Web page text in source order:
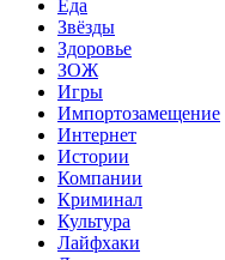
Еда
Звёзды
Здоровье
ЗОЖ
Игры
Импортозамещение
Интернет
Истории
Компании
Криминал
Культура
Лайфхаки